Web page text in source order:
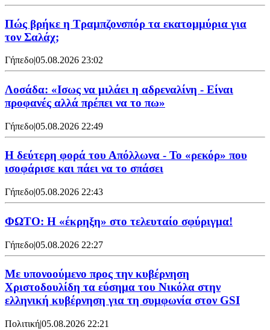
Πώς βρήκε η Τραμπζονσπόρ τα εκατομμύρια για
τον Σαλάχ;
Γήπεδο|05.08.2026 23:02
Λοσάδα: «Ισως να μιλάει η αδρεναλίνη - Είναι
προφανές αλλά πρέπει να το πω»
Γήπεδο|05.08.2026 22:49
Η δεύτερη φορά του Απόλλωνα - Το «ρεκόρ» που
ισοφάρισε και πάει να το σπάσει
Γήπεδο|05.08.2026 22:43
ΦΩΤΟ: Η «έκρηξη» στο τελευταίο σφύριγμα!
Γήπεδο|05.08.2026 22:27
Με υπονοούμενο προς την κυβέρνηση
Χριστοδουλίδη τα εύσημα του Νικόλα στην
ελληνική κυβέρνηση για τη συμφωνία στον GSI
Πολιτική|05.08.2026 22:21